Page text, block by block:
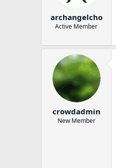
archangelcho
Active Member
crowdadmin
New Member